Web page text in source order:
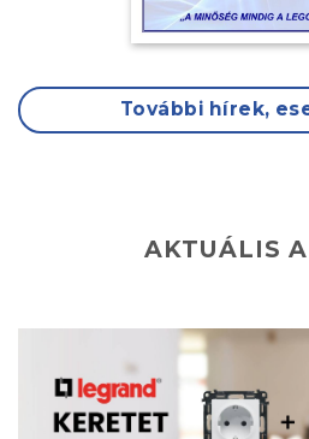
További hírek,
AKTUÁLIS